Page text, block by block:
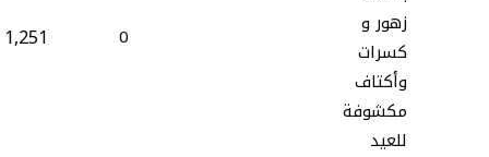
زهور و
كسرات
وأكتاف
مكشوفة
للعيد
0
1,251